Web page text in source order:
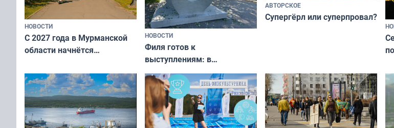
НОВОСТИ
С 2027 года в Мурманской
области начнётся
подростков от ВПЧ
НОВОСТИ
Филя готов к
выступлениям: в
мурманском океанариуме
рассказали о состоянии
тюленей
АВТОРСКОЕ
Супергёрл или суперпровал?